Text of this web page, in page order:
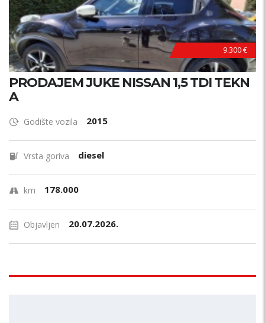
9.300 €
PRODAJEM JUKE NISSAN 1,5 TDI TEKN
A
Godište vozila 2015
Vrsta goriva diesel
km 178.000
Objavljen 20.07.2026.